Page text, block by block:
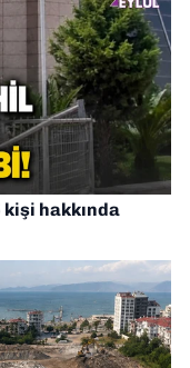
kişi hakkında